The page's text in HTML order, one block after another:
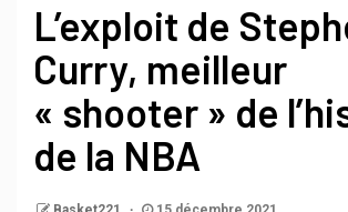
L’exploit de
Curry, meilleur
« shooter » de
de la NBA